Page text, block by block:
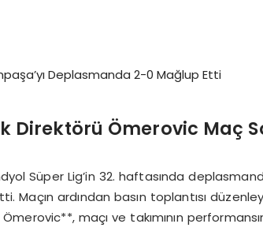
Direktörü Ömerovic Maç
Süper Lig’in 32. haftasında
ardından basın toplantısı
maçı ve takımının